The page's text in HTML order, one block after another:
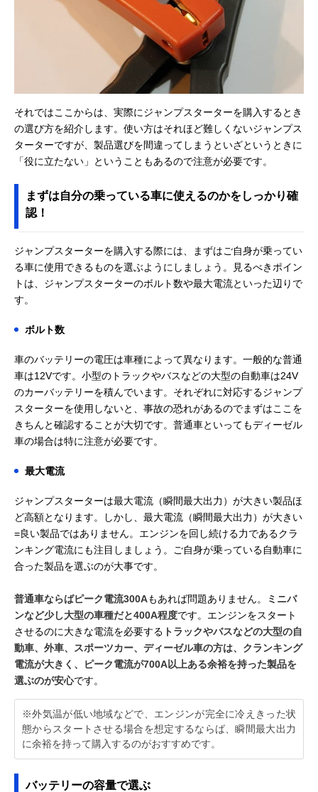
それではここからは、実際にジャンプスターターを購入するとき
の選び方を紹介します。使い方はそれほど難しくないジャンプス
ターターですが、製品選びを間違ってしまうといざというときに
「役に立たない」ということもあるので注意が必要です。
まずは自分の乗っている車に使えるのかをしっかり確
認！
ジャンプスターターを購入する際には、まずはご自身が乗ってい
る車に使用できるものを選ぶようにしましょう。見るべきポイン
トは、ジャンプスターターのボルト数や最大電流といった辺りで
す。
ボルト数
車のバッテリーの電圧は車種によって異なります。一般的な普通
車は12Vです。小型のトラックやバスなどの大型の自動車は24V
のカーバッテリーを積んでいます。それぞれに対応するジャンプ
スターターを使用しないと、事故の恐れがあるのでまずはここを
きちんと確認することが大切です。普通車といってもディーゼル
車の場合は特に注意が必要です。
最大電流
ジャンプスターターは最大電流（瞬間最大出力）が大きい製品ほ
ど高額となります。しかし、最大電流（瞬間最大出力）が大きい
=良い製品ではありません。エンジンを回し続ける力であるクラ
ンキング電流にも注目しましょう。ご自身が乗っている自動車に
合った製品を選ぶのが大事です。
普通車ならばピーク電流300Aもあれば問題ありません。
ミニバ
ンなど少し大型の車種だと400A程度です。エンジンをスタート
させるのに大きな電流を必要する トラックやバスなどの大型の自
動車、外車、スポーツカー、ディーゼル車の方は、クランキング
電流が大きく、ピーク電流が700A以上ある余裕を持った製品を
選ぶのが安心です。
※外気温が低い地域などで、エンジンが完全に冷えきった状
態からスタートさせる場合を想定するならば、瞬間最大出力
に余裕を持って購入するのがおすすめです。
バッテリーの容量で選ぶ